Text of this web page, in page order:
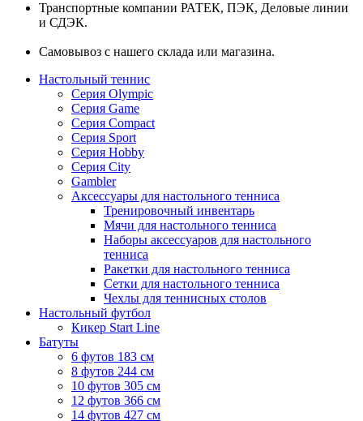
Транспортные компании РАТЕК, ПЭК, Деловые линии
и СДЭК.
Самовывоз с нашего склада или магазина.
Настольный теннис
Серия Olympic
Серия Game
Серия Compact
Серия Sport
Серия Hobby
Серия City
Gambler
Аксессуары для настольного тенниса
Тренировочный инвентарь
Мячи для настольного тенниса
Наборы аксессуаров для настольного
тенниса
Ракетки для настольного тенниса
Сетки для настольного тенниса
Чехлы для теннисных столов
Настольный футбол
Кикер Start Line
Батуты
6 футов 183 см
8 футов 244 см
10 футов 305 см
12 футов 366 см
14 футов 427 см